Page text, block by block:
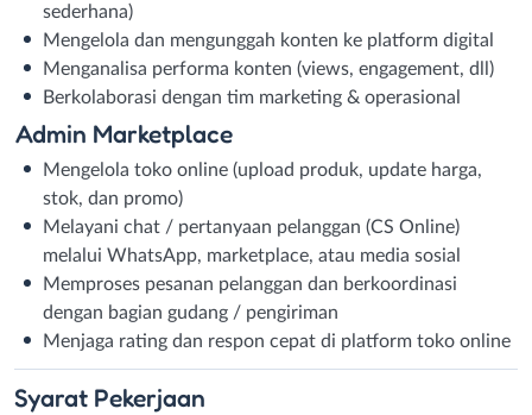
sederhana)
Mengelola dan mengunggah konten ke platform digital
Menganalisa performa konten (views, engagement, dll)
Berkolaborasi dengan tim marketing & operasional
Admin Marketplace
Mengelola toko online (upload produk, update harga,
stok, dan promo)
Melayani chat / pertanyaan pelanggan (CS Online)
melalui WhatsApp, marketplace, atau media sosial
Memproses pesanan pelanggan dan berkoordinasi
dengan bagian gudang / pengiriman
Menjaga rating dan respon cepat di platform toko online
Syarat Pekerjaan